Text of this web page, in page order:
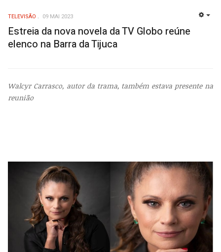
TELEVISÃO 09 MAI 2023
Estreia da nova novela da TV Globo reúne
elenco na Barra da Tijuca
Walcyr Carrasco, autor da trama, também estava presente na
reunião